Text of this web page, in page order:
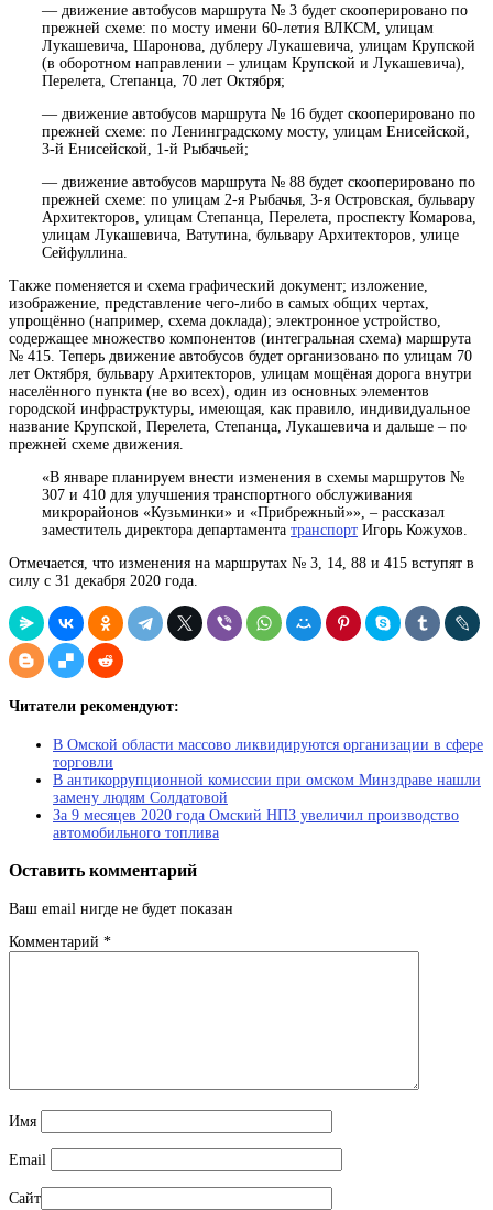
— движение автобусов маршрута № 3 будет скооперировано по
прежней схеме: по мосту имени 60-летия ВЛКСМ, улицам
Лукашевича, Шаронова, дублеру Лукашевича, улицам Крупской
(в оборотном направлении – улицам Крупской и Лукашевича),
Перелета, Степанца, 70 лет Октября;
— движение автобусов маршрута № 16 будет скооперировано по
прежней схеме: по Ленинградскому мосту, улицам Енисейской,
3-й Енисейской, 1-й Рыбачьей;
— движение автобусов маршрута № 88 будет скооперировано по
прежней схеме: по улицам 2-я Рыбачья, 3-я Островская, бульвару
Архитекторов, улицам Степанца, Перелета, проспекту Комарова,
улицам Лукашевича, Ватутина, бульвару Архитекторов, улице
Сейфуллина.
Также поменяется и схема графический документ; изложение,
изображение, представление чего-либо в самых общих чертах,
упрощённо (например, схема доклада); электронное устройство,
содержащее множество компонентов (интегральная схема) маршрута
№ 415. Теперь движение автобусов будет организовано по улицам 70
лет Октября, бульвару Архитекторов, улицам мощёная дорога внутри
населённого пункта (не во всех), один из основных элементов
городской инфраструктуры, имеющая, как правило, индивидуальное
название Крупской, Перелета, Степанца, Лукашевича и дальше – по
прежней схеме движения.
«В январе планируем внести изменения в схемы маршрутов №
307 и 410 для улучшения транспортного обслуживания
микрорайонов «Кузьминки» и «Прибрежный»», – рассказал
заместитель директора департамента транспорт Игорь Кожухов.
Отмечается, что изменения на маршрутах № 3, 14, 88 и 415 вступят в
силу с 31 декабря 2020 года.
Читатели рекомендуют:
В Омской области массово ликвидируются организации в сфере
торговли
В антикоррупционной комиссии при омском Минздраве нашли
замену людям Солдатовой
За 9 месяцев 2020 года Омский НПЗ увеличил производство
автомобильного топлива
Оставить комментарий
Ваш email нигде не будет показан
Комментарий *
Имя
Email
Сайт